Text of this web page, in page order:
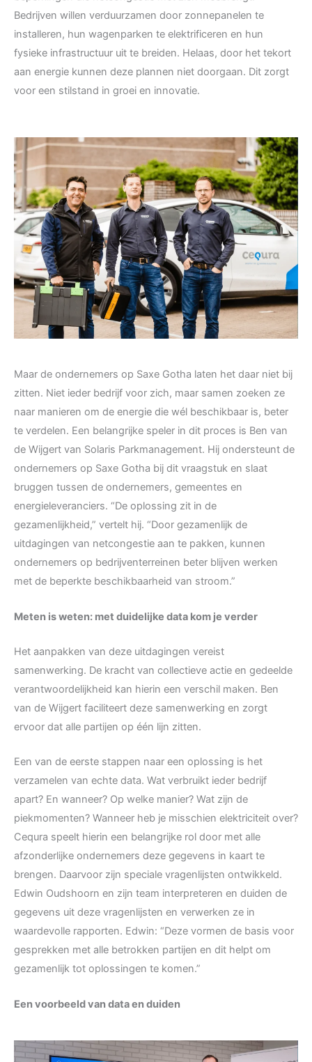
Bedrijven willen verduurzamen door zonnepanelen te
installeren, hun wagenparken te elektrificeren en hun
fysieke infrastructuur uit te breiden. Helaas, door het tekort
aan energie kunnen deze plannen niet doorgaan. Dit zorgt
voor een stilstand in groei en innovatie.
Maar de ondernemers op Saxe Gotha laten het daar niet bij
zitten. Niet ieder bedrijf voor zich, maar samen zoeken ze
naar manieren om de energie die wél beschikbaar is, beter
te verdelen. Een belangrijke speler in dit proces is Ben van
de Wijgert van Solaris Parkmanagement. Hij ondersteunt de
ondernemers op Saxe Gotha bij dit vraagstuk en slaat
bruggen tussen de ondernemers, gemeentes en
energieleveranciers. “De oplossing zit in de
gezamenlijkheid,” vertelt hij. “Door gezamenlijk de
uitdagingen van netcongestie aan te pakken, kunnen
ondernemers op bedrijventerreinen beter blijven werken
met de beperkte beschikbaarheid van stroom.”
Meten is weten: met duidelijke data kom je verder
Het aanpakken van deze uitdagingen vereist
samenwerking. De kracht van collectieve actie en gedeelde
verantwoordelijkheid kan hierin een verschil maken. Ben
van de Wijgert faciliteert deze samenwerking en zorgt
ervoor dat alle partijen op één lijn zitten.
Een van de eerste stappen naar een oplossing is het
verzamelen van echte data. Wat verbruikt ieder bedrijf
apart? En wanneer? Op welke manier? Wat zijn de
piekmomenten? Wanneer heb je misschien elektriciteit over?
Cequra speelt hierin een belangrijke rol door met alle
afzonderlijke ondernemers deze gegevens in kaart te
brengen. Daarvoor zijn speciale vragenlijsten ontwikkeld.
Edwin Oudshoorn en zijn team interpreteren en duiden de
gegevens uit deze vragenlijsten en verwerken ze in
waardevolle rapporten. Edwin: “Deze vormen de basis voor
gesprekken met alle betrokken partijen en dit helpt om
gezamenlijk tot oplossingen te komen.”
Een voorbeeld van data en duiden